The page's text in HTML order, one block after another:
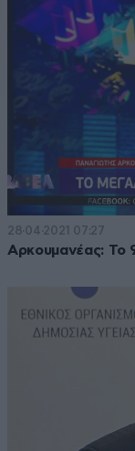
28·04·2021 07:27
Αρκουμανέας: Το